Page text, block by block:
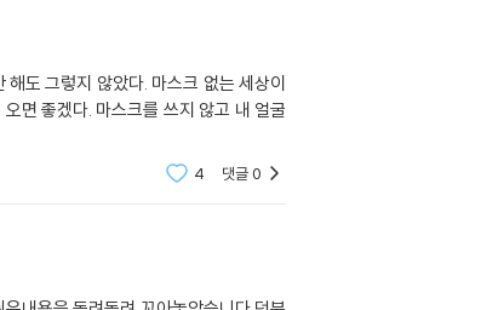
도 그렇지 않았다. 마스크 없는 세상이
면 좋겠다. 마스크를 쓰지 않고 내 얼굴
4 댓글0